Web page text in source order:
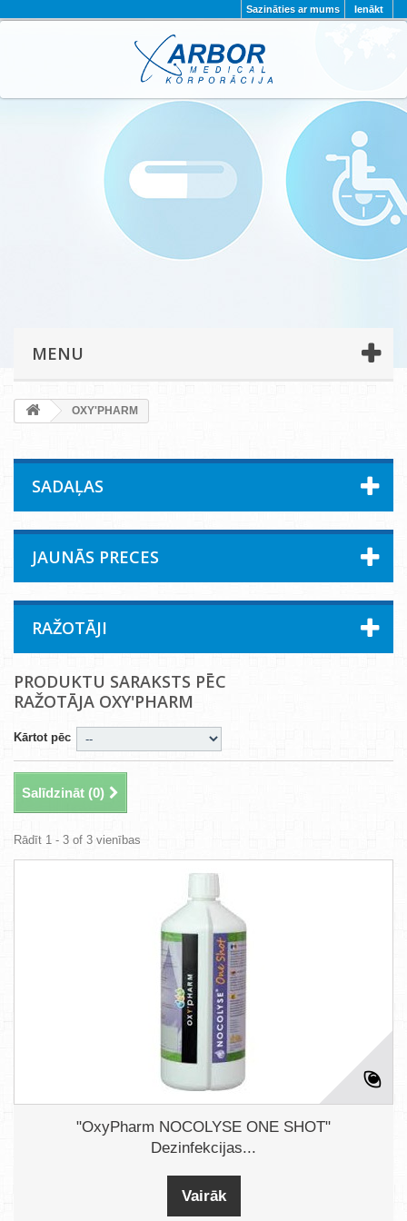
Ienākt
Sazināties ar mums
PAR MUMS PROJEKTI
KONTAKTI
PRIVĀTUMA POLITIKA
MENU
OXY'PHARM
SADAĻAS
JAUNĀS PRECES
RAŽOTĀJI
PRODUKTU SARAKSTS PĒC
RAŽOTĀJA OXY'PHARM
Kārtot pēc
Salīdzināt (0)
Rādīt 1 - 3 of 3 vienības
"OxyPharm NOCOLYSE ONE SHOT"
Dezinfekcijas...
Vairāk